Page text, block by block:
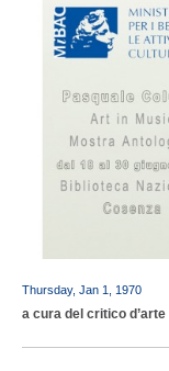
Thursday, Jan 1, 1970
a cura del critico